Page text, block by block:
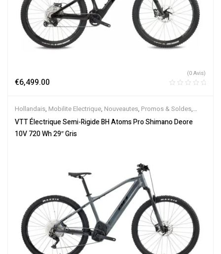
€6,499.00
(0 Avis)
Hollandais, Mobilite Electrique, Nouveautes, Promos & Soldes,
Semi-Rigides,Vélo électrique ville ,Velos Electriques,VTT
Électriques
VTT Électrique Semi-Rigide BH Atoms Pro Shimano Deore
10V 720 Wh 29″ Gris